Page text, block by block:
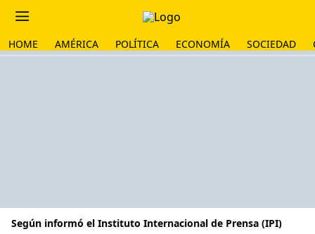
HOME AMÉRICA POLÍTICA ECONOMÍA SOCIEDAD
Según informó el Instituto Internacional de Prensa (IPI)